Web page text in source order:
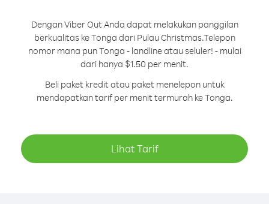
Dengan Viber Out Anda dapat melakukan panggilan
berkualitas ke Tonga dari Pulau Christmas.Telepon
nomor mana pun Tonga - landline atau seluler! - mulai
dari hanya $1.50 per menit.
Beli paket kredit atau paket menelepon untuk
mendapatkan tarif per menit termurah ke Tonga.
Lihat Tarif